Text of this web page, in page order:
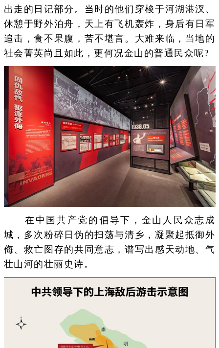
出走的日记部分。当时的他们穿梭于河湖港汊、
休憩于野外泊舟，天上有飞机轰炸，身后有日军
追击，食不果腹，苦不堪言。大难来临，当地的
社会菁英尚且如此，更何况金山的普通民众呢?
在中国共产党的倡导下，金山人民众志成
城，多次粉碎日伪的扫荡与清乡，凝聚起抵御外
侮、救亡图存的共同意志，谱写出感天动地、气
壮山河的壮丽史诗。